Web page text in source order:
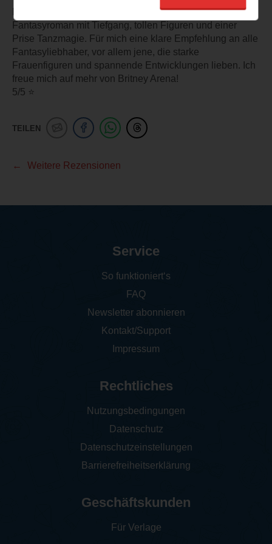
Fazit: A Dance of Lies. Die Spionin ist ein mitreißender
Fantasyroman mit Tiefgang, tollen Figuren und einer
Prise Tanzmagie. Für mich eine klare Empfehlung an alle
Fantasyliebhaber, vor allem jene, die starke
Frauenfiguren und spannende Entwicklungen lieben. Ich
freue mich auf mehr von Britney Arena!
5/5 ⭐️
TEILEN
Weitere Rezensionen
Service
So funktioniert‘s
FAQ
Newsletter abonnieren
Kontakt/Support
Impressum
Rechtliches
Nutzungsbedingungen
Datenschutz
Datenschutzeinstellungen
Barrierefreiheitserklärung
Geschäftskunden
Für Verlage